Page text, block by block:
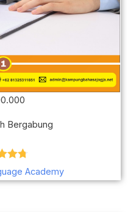
Bergabung
4.69
5
Academy